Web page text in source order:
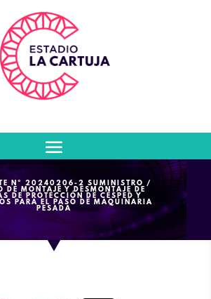
Nº 20240206-2 SUMINISTRO /
DE MONTAJE Y DESMONTAJE DE
DE PROTECCIÓN DE CÉSPED Y
PARA EL PASO DE MAQUINARIA
PESADA